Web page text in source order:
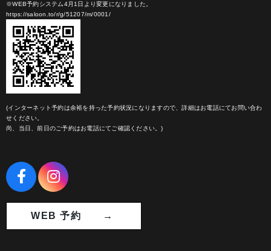
※WEB予約システム4月1日より変更になりました。
https://saloon.to/r/g/51207/m/0001/
(インターネット予約は余裕を持った予約状況になりますので、詳細はお電話にてお問い合わ
せください。
尚、当日、前日のご予約はお電話にてご確認ください。)
WEB 予約 →